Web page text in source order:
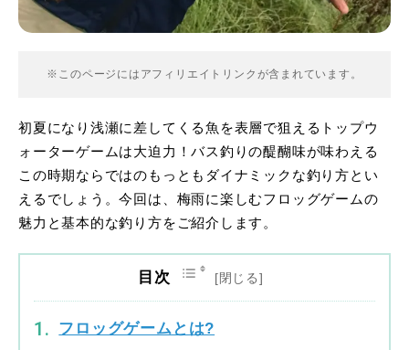
※このページにはアフィリエイトリンクが含まれています。
初夏になり浅瀬に差してくる魚を表層で狙えるトップウ
ォーターゲームは大迫力！バス釣りの醍醐味が味わえる
この時期ならではのもっともダイナミックな釣り方とい
えるでしょう。今回は、梅雨に楽しむフロッグゲームの
魅力と基本的な釣り方をご紹介します。
目次
フロッグゲームとは?